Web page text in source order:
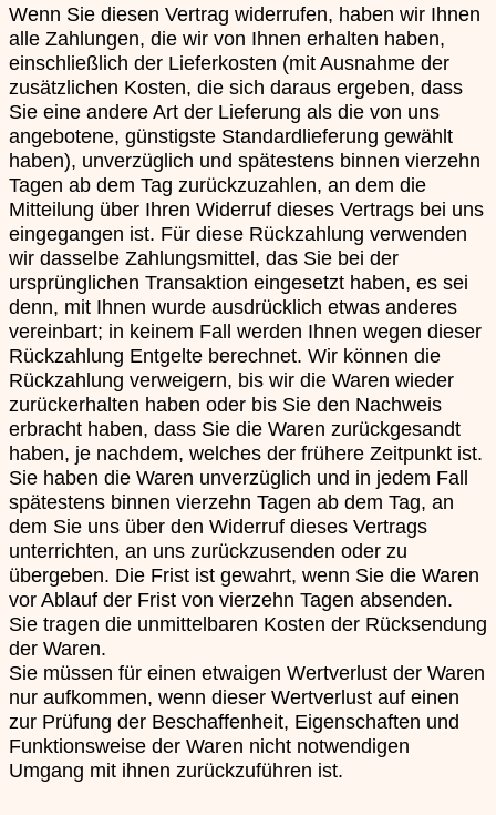
Wenn Sie diesen Vertrag widerrufen, haben wir Ihnen
alle Zahlungen, die wir von Ihnen erhalten haben,
einschließlich der Lieferkosten (mit Ausnahme der
zusätzlichen Kosten, die sich daraus ergeben, dass
Sie eine andere Art der Lieferung als die von uns
angebotene, günstigste Standardlieferung gewählt
haben), unverzüglich und spätestens binnen vierzehn
Tagen ab dem Tag zurückzuzahlen, an dem die
Mitteilung über Ihren Widerruf dieses Vertrags bei uns
eingegangen ist. Für diese Rückzahlung verwenden
wir dasselbe Zahlungsmittel, das Sie bei der
ursprünglichen Transaktion eingesetzt haben, es sei
denn, mit Ihnen wurde ausdrücklich etwas anderes
vereinbart; in keinem Fall werden Ihnen wegen dieser
Rückzahlung Entgelte berechnet. Wir können die
Rückzahlung verweigern, bis wir die Waren wieder
zurückerhalten haben oder bis Sie den Nachweis
erbracht haben, dass Sie die Waren zurückgesandt
haben, je nachdem, welches der frühere Zeitpunkt ist.
Sie haben die Waren unverzüglich und in jedem Fall
spätestens binnen vierzehn Tagen ab dem Tag, an
dem Sie uns über den Widerruf dieses Vertrags
unterrichten, an uns zurückzusenden oder zu
übergeben. Die Frist ist gewahrt, wenn Sie die Waren
vor Ablauf der Frist von vierzehn Tagen absenden.
Sie tragen die unmittelbaren Kosten der Rücksendung
der Waren.
Sie müssen für einen etwaigen Wertverlust der Waren
nur aufkommen, wenn dieser Wertverlust auf einen
zur Prüfung der Beschaffenheit, Eigenschaften und
Funktionsweise der Waren nicht notwendigen
Umgang mit ihnen zurückzuführen ist.